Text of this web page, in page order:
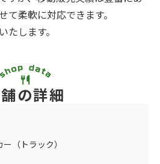
て柔軟に対応できます。
たします。
の詳細
（トラック）